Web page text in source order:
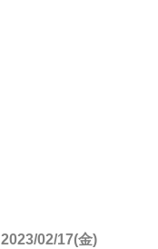
2023/02/17(金)